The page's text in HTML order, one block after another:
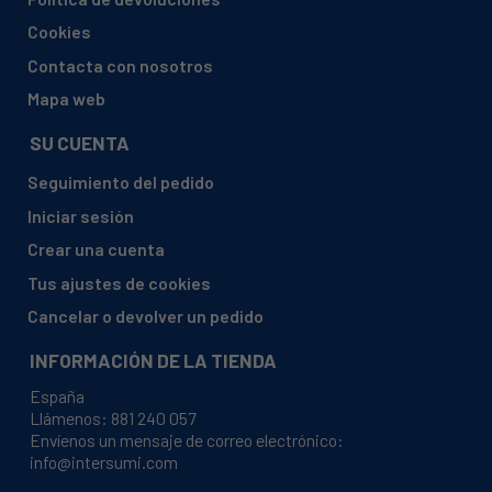
BAUKNECHT, TRKE 7750 (857577516010)
BAUKNECHT, TRKE 7750 (857577516012)
BAUKNECHT, TRKE 77501 (857577516011
IGNIS, AZI 70002 (854070038013 854070038010)
IGNIS, AZI 8000 (854080038011 854080038010)
Cookies
Contacta con nosotros
Mapa web
SU CUENTA
Seguimiento del pedido
Iniciar sesión
Crear una cuenta
Tus ajustes de cookies
Cancelar o devolver un pedido
INFORMACIÓN DE LA TIENDA
España
Llámenos: 881 240 057
Envíenos un mensaje de correo electrónico:
info@intersumi.com